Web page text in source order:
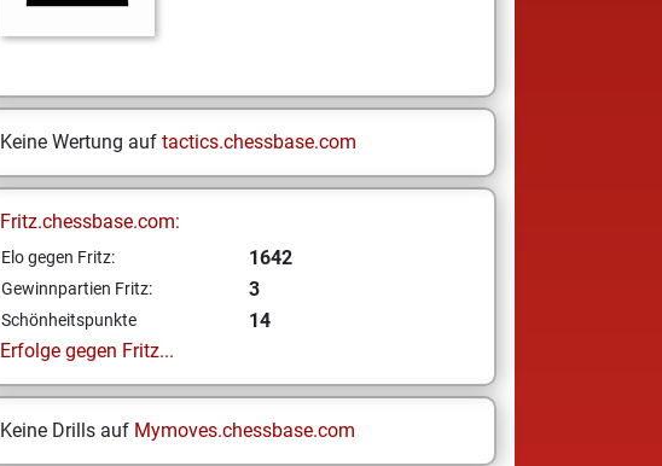
Keine Wertung auf tactics.chessbase.com
Fritz.chessbase.com:
Elo gegen Fritz: 1642
Gewinnpartien Fritz: 3
Schönheitspunkte
14
Erfolge gegen Fritz...
Keine Drills auf Mymoves.chessbase.com